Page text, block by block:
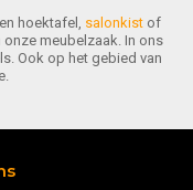
hoektafel, salonkist of
meubelzaak. In ons
Ook op het gebied van